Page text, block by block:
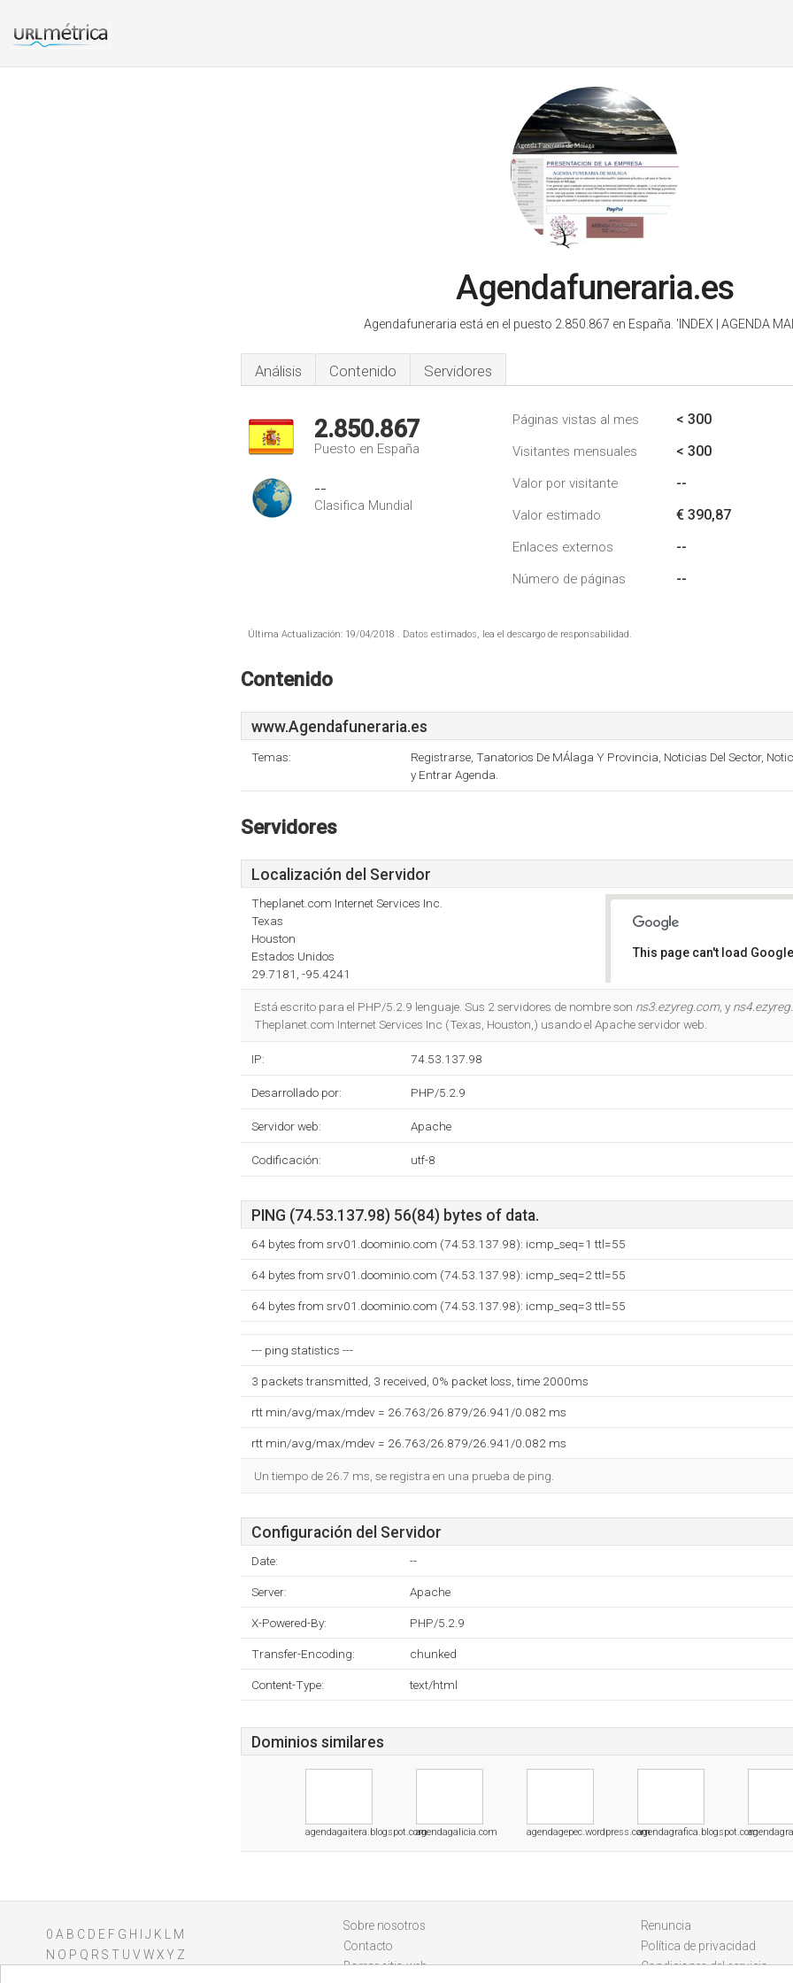
Agendafuneraria.es
Agendafuneraria está en el puesto 2.850.867 en España. 'INDEX | AGENDA
Análisis Contenido Servidores
2.850.867
Puesto en España
--
Clasifica Mundial
Páginas vistas al mes < 300
Visitantes mensuales < 300
Valor por visitante --
Valor estimado € 390,87
Enlaces externos --
Número de páginas --
Última Actualización: 19/04/2018 . Datos estimados, lea el descargo de responsabilidad.
Contenido
www.Agendafuneraria.es
Temas:
Registrarse, Tanatorios De MÁlaga Y Provincia, Noticias Del Sector,
y Entrar Agenda.
Servidores
Localización del Servidor
Theplanet.com Internet Services Inc.
Texas
Houston
Estados Unidos
29.7181, -95.4241
This page can't load
Está escrito para el PHP/5.2.9 lenguaje. Sus 2 servidores de nombre son ns3.ezyreg.com, y
Theplanet.com Internet Services Inc (Texas, Houston,) usando el Apache servidor web.
IP: 74.53.137.98
Desarrollado por: PHP/5.2.9
Servidor web: Apache
Codificación: utf-8
PING (74.53.137.98) 56(84) bytes of data.
64 bytes from srv01.doominio.com (74.53.137.98): icmp_seq=1 ttl=55
64 bytes from srv01.doominio.com (74.53.137.98): icmp_seq=2 ttl=55
64 bytes from srv01.doominio.com (74.53.137.98): icmp_seq=3 ttl=55
--- ping statistics ---
3 packets transmitted, 3 received, 0% packet loss, time 2000ms
rtt min/avg/max/mdev = 26.763/26.879/26.941/0.082 ms
rtt min/avg/max/mdev = 26.763/26.879/26.941/0.082 ms
Un tiempo de 26.7 ms, se registra en una prueba de ping.
Configuración del Servidor
Date: --
Server: Apache
X-Powered-By: PHP/5.2.9
Transfer-Encoding: chunked
Content-Type: text/html
Dominios similares
agendagaitera.blogspot.comagendagalicia.com agendagepec.wordpress.comagendagrafica.blogspot.com
0 A B C D E F G H J K
M
N O P Q R S T U V WXY Z
Sobre nosotros
Contacto
Borrar sitio web
Renuncia
Política de privacidad
Condiciones del servicio